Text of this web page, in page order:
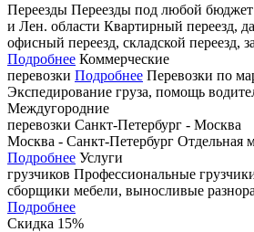
Переезды Переезды под любой
и Лен. области Квартирный переезд,
офисный переезд, складской переезд,
Подробнее Коммерческие
перевозки Подробнее Перевозки по
Экспедирование груза, помощь
Междугородние
перевозки Санкт-Петербург - Москва
Москва - Санкт-Петербург Отдельная
Подробнее Услуги
грузчиков Профессиональные
сборщики мебели, выносливые
Подробнее
Скидка 15%